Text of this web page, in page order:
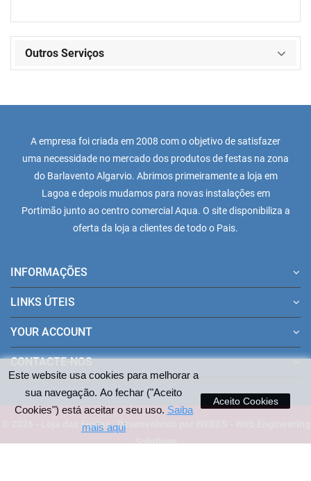
Este website usa cookies para melhorar a
sua navegação. Ao fechar ("Aceito
Cookies") está aceitar o seu uso. Saiba
mais aqui
Aceito Cookies
Outros Serviços
A empresa foi criada em 2008 com o objetivo de satisfazer
uma necessidade no mercado dos produtos de festas na zona
do Barlavento Algarvio. Abrimos primeiramente a loja em
Lagoa e depois mudamos para novas instalações em
Portimão junto ao centro comercial Aqua. O site disponibiliza a
oferta da loja a clientes de todo o Pais.
INFORMAÇÕES
LINKS ÚTEIS
YOUR ACCOUNT
CONTACTE-NOS
© 2026 - Loja das Festas | Desenvolvido por WEBES - Web Engineering
Solutions